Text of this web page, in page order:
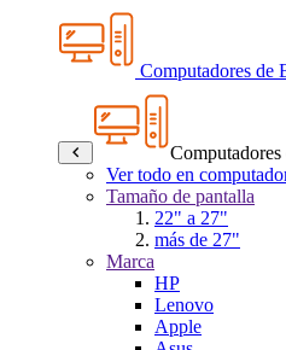
Computadores de
Ver todo en
Tamaño de pantalla
22" a 27"
más de 27"
Marca
HP
Lenovo
Apple